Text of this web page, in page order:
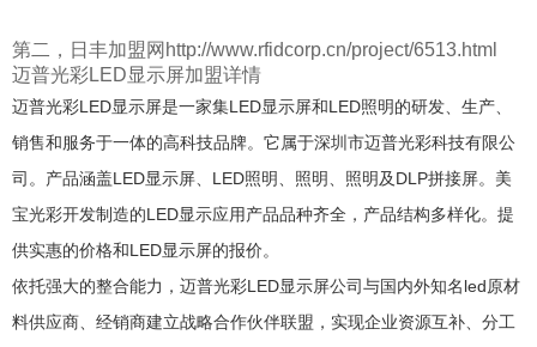
第二，日丰加盟网http://www.rfidcorp.cn/project/6513.html
迈普光彩LED显示屏加盟详情
迈普光彩LED显示屏是一家集LED显示屏和LED照明的研发、生产、
销售和服务于一体的高科技品牌。它属于深圳市迈普光彩科技有限公
司。产品涵盖LED显示屏、LED照明、照明、照明及DLP拼接屏。美
宝光彩开发制造的LED显示应用产品品种齐全，产品结构多样化。提
供实惠的价格和LED显示屏的报价。
依托强大的整合能力，迈普光彩LED显示屏公司与国内外知名led原材
料供应商、经销商建立战略合作伙伴联盟，实现企业资源互补、分工